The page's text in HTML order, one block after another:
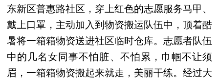
东新区普惠路社区，穿上红色的志愿服务马甲、
戴上口罩，主动加入到物资搬运队伍中，顶着酷
暑将一箱箱物资送进社区临时仓库。志愿者队伍
中的几名女同事不怕脏、不怕累，巾帼不让须
眉，一箱箱物资搬起来就走，美丽干练。经过大